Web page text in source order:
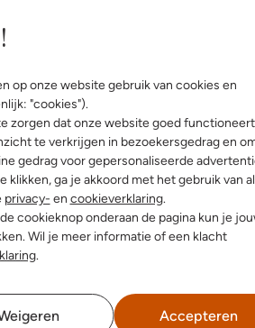
op onze website gebruik van cookies en
"cookies").
zorgen dat onze website goed
te verkrijgen in bezoekersgedrag en
gedrag voor gepersonaliseerde
klikken, ga je akkoord met het gebruik van
privacy- en cookieverklaring.
cookieknop onderaan de pagina kun je
Wil je meer informatie of een klacht
.
Accepteren
+ meer kleuren